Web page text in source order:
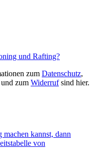
und Rafting?
zum Datenschutz,
und zum Widerrufsind hier.
kannst, dann
von